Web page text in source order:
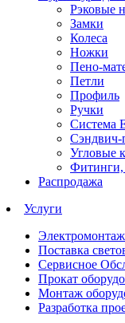
Рэковые
Замки
Колеса
Ножки
Пено-
Петли
Профиль
Ручки
Система
Сэндвич-
Угловые
Фитинги,
Распродажа
Услуги
Поставка
Сервисное
Прокат
Монтаж
Разработка